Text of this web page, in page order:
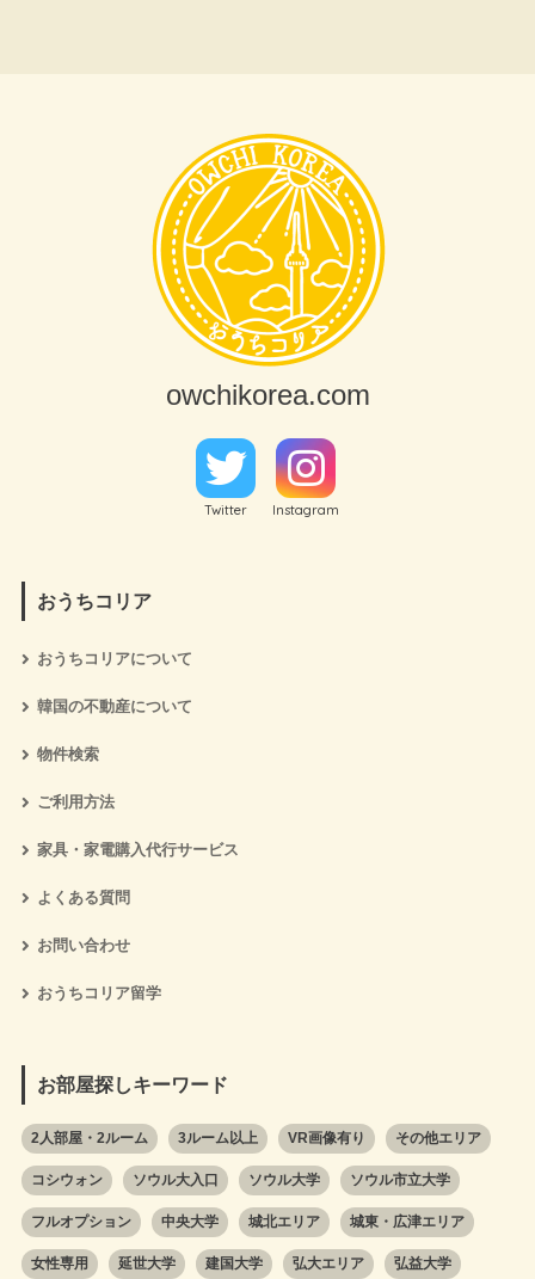
owchikorea.com
Twitter Instagram
おうちコリア
おうちコリアについて
韓国の不動産について
物件検索
ご利用方法
家具・家電購入代行サービス
よくある質問
お問い合わせ
おうちコリア留学
お部屋探しキーワード
2人部屋・2ルーム 3ルーム以上 VR画像有り その他エリア
コシウォン ソウル大入口 ソウル大学 ソウル市立大学
フルオプション 中央大学 城北エリア 城東・広津エリア
女性専用 延世大学 建国大学 弘大エリア 弘益大学